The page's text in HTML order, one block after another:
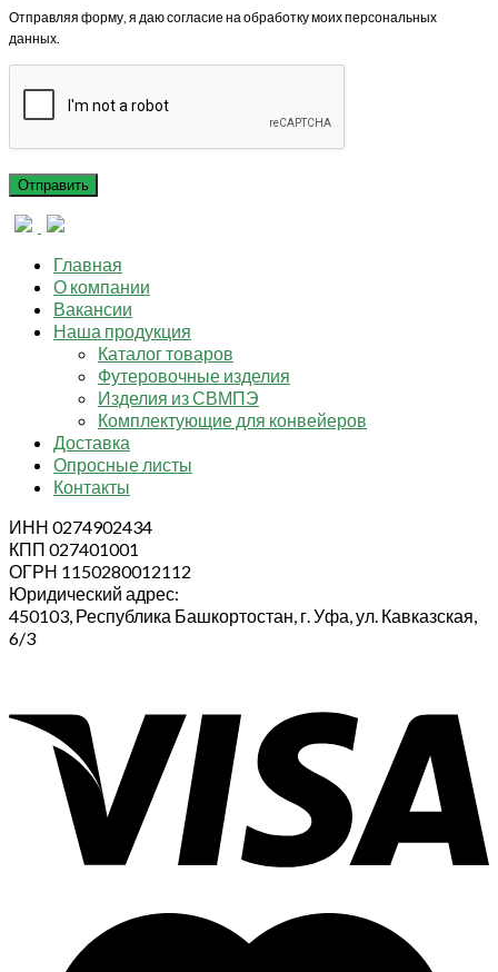
Отправляя форму, я даю согласие на обработку моих персональных
данных.
Главная
О компании
Вакансии
Наша продукция
Каталог товаров
Футеровочные изделия
Изделия из СВМПЭ
Комплектующие для конвейеров
Доставка
Опросные листы
Контакты
ИНН 0274902434
КПП 027401001
ОГРН 1150280012112
Юридический адрес:
450103, Республика Башкортостан, г. Уфа, ул. Кавказская,
6/3